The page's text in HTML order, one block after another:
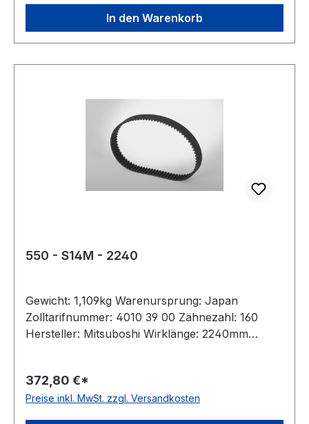
In den Warenkorb
550 - S14M - 2240
Gewicht: 1,109kg Warenursprung: Japan
Zolltarifnummer: 4010 39 00 Zähnezahl: 160
Hersteller: Mitsuboshi Wirklänge: 2240mm
Glasfaser Norm: auf Anfrage antistatisch: ja
372,80 €*
Preise inkl. MwSt. zzgl. Versandkosten